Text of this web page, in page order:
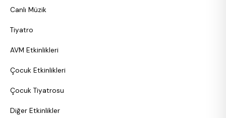
Canlı Müzik
Tiyatro
AVM Etkinlikleri
Çocuk Etkinlikleri
Çocuk Tiyatrosu
Diğer Etkinlikler